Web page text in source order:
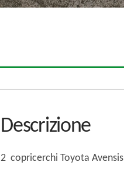
Descrizione
2 copricerchi Toyota Avensis